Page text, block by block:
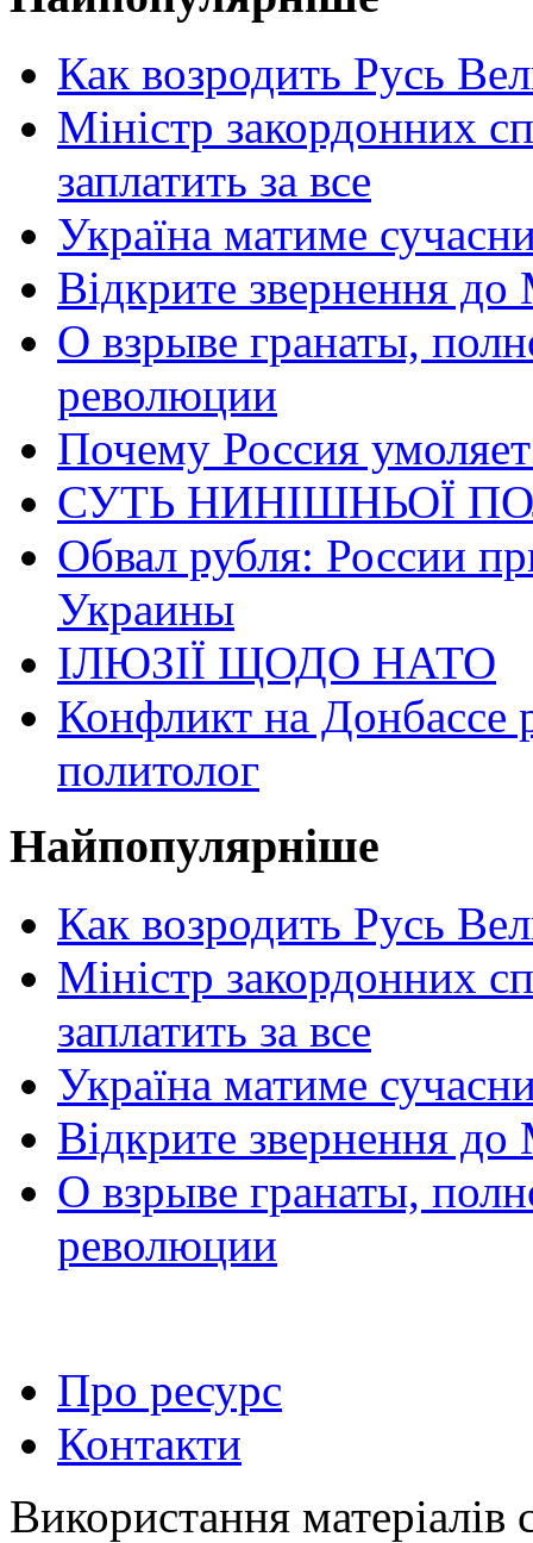
Как возродить Русь
Міністр закордонних
заплатить за все
Україна матиме
Відкрите звернення
О взрыве гранаты,
революции
Почему Россия
СУТЬ НИНІШНЬОЇ
Обвал рубля: России
Украины
ІЛЮЗІЇ ЩОДО НАТО
Конфликт на Донбассе
политолог
Найпопулярніше
Как возродить Русь
Міністр закордонних
заплатить за все
Україна матиме
Відкрите звернення
О взрыве гранаты,
революции
Про ресурс
Контакти
Використання